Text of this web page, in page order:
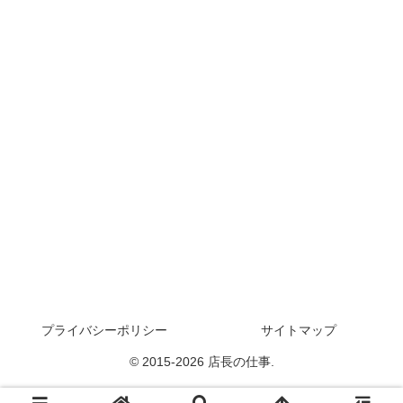
プライバシーポリシー サイトマップ
© 2015-2026 店長の仕事.